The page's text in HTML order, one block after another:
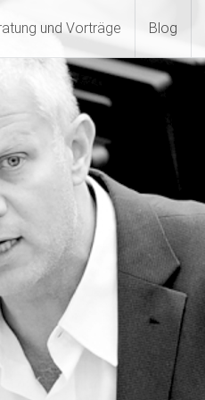
und Vorträge Blog